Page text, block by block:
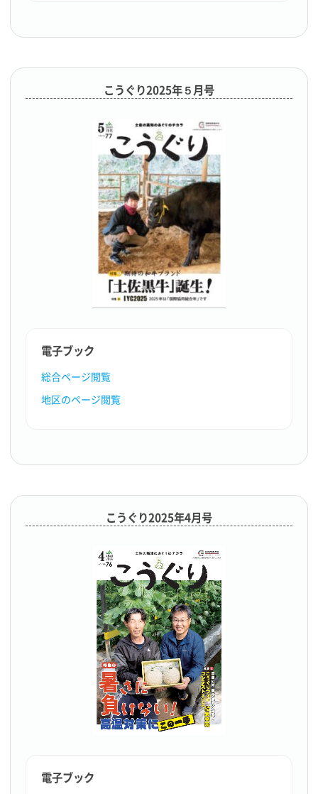
こうぐり2025年５月号
電子ブック
総合ページ閲覧
地区のページ閲覧
こうぐり2025年4月号
電子ブック